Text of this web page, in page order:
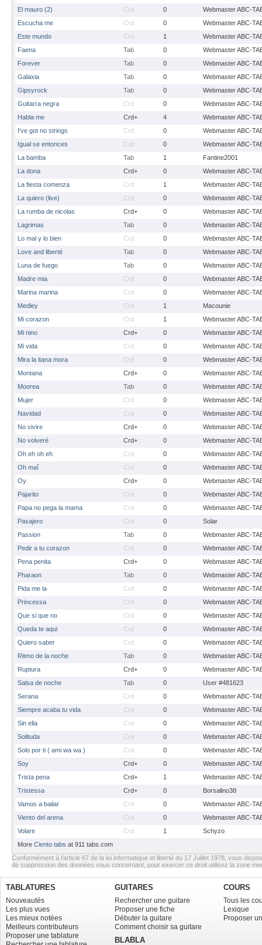
El mauro (2)
Crd 0
Webmaster ABC-
Escucha me
Crd 0
Webmaster ABC-
Este mundo
Crd 1
Webmaster ABC-
Faena
Tab 0
Webmaster ABC-
Forever
Tab 0
Webmaster ABC-
Galaxia
Tab 0
Webmaster ABC-
Gipsyrock
Tab 0
Webmaster ABC-
Guitarra negra
Crd 0
Webmaster ABC-
Habla me
Crd+ 4
Webmaster ABC-
I've got no strings
Crd 0
Webmaster ABC-
Igual se entonces
Crd 0
Webmaster ABC-
La bamba
Tab 1
Fantine2001
La dona
Crd+ 0
Webmaster ABC-
La fiesta comenza
Crd 1
Webmaster ABC-
La quiero (live)
Crd 0
Webmaster ABC-
La rumba de nicolas
Crd+ 0
Webmaster ABC-
Lagrimas
Tab 0
Webmaster ABC-
Lo mal y lo bien
Crd 0
Webmaster ABC-
Love and liberté
Tab 0
Webmaster ABC-
Luna de fuego
Tab 0
Webmaster ABC-
Madre mia
Crd 0
Webmaster ABC-
Marina marina
Crd 0
Webmaster ABC-
Medley
Crd 1
Macounie
Mi corazon
Crd 1
Webmaster ABC-
Mi nino
Crd+ 0
Webmaster ABC-
Mi vida
Crd 0
Webmaster ABC-
Mira la itana mora
Crd 0
Webmaster ABC-
Montana
Crd+ 0
Webmaster ABC-
Moorea
Tab 0
Webmaster ABC-
Mujer
Crd 0
Webmaster ABC-
Navidad
Crd 0
Webmaster ABC-
No vivire
Crd+ 0
Webmaster ABC-
No volveré
Crd+ 0
Webmaster ABC-
Oh eh oh eh
Crd 0
Webmaster ABC-
Oh maî
Crd 0
Webmaster ABC-
Oy
Crd+ 0
Webmaster ABC-
Pajarito
Crd 0
Webmaster ABC-
Papa no pega la mama
Crd 0
Webmaster ABC-
Pasajero
Crd 0
Solar
Passion
Tab 0
Webmaster ABC-
Pedir a tu corazon
Crd 0
Webmaster ABC-
Pena penita
Crd+ 0
Webmaster ABC-
Pharaon
Tab 0
Webmaster ABC-
Pida me la
Crd 0
Webmaster ABC-
Princessa
Crd 0
Webmaster ABC-
Que si que no
Crd 0
Webmaster ABC-
Queda te aqui
Crd 0
Webmaster ABC-
Quiero saber
Crd 0
Webmaster ABC-
Ritmo de la noche
Tab 0
Webmaster ABC-
Ruptura
Crd+ 0
Webmaster ABC-
Salsa de noche
Tab 0
User #481623
Serana
Crd 0
Webmaster ABC-
Siempre acaba tu vida
Crd 0
Webmaster ABC-
Sin ella
Crd 0
Webmaster ABC-
Solituda
Crd 0
Webmaster ABC-
Solo por ti ( ami wa wa )
Crd 0
Webmaster ABC-
Soy
Crd+ 0
Webmaster ABC-
Trista pena
Crd+ 1
Webmaster ABC-
Tristessa
Crd+ 0
Borsalino38
Vamos a bailar
Crd 0
Webmaster ABC-
Viento del arena
Crd 0
Webmaster ABC-
Volare
Crd 1
Schyzo
More Ciento tabs at 911 tabs.com
Conformément à l’article 67 de la loi informatique et liberté du 17 Juillet 1978, vous
de suppression des données vous concernant, pour exercer ce droit utilisez la zone
TABLATURES
Nouveautés
Les plus vues
Les mieux notées
Meilleurs contributeurs
Proposer une tablature
GUITARES
Rechercher une guitare
Proposer une fiche
Débuter la guitare
Comment choisir sa guitare
BLABLA
COURS
Tous les
Lexique
Proposer